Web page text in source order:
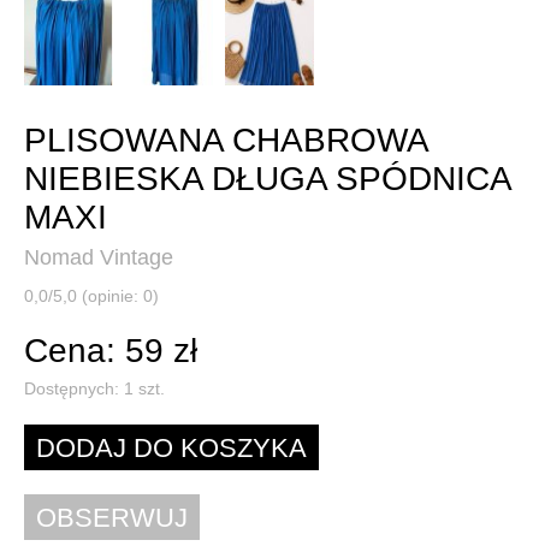
PLISOWANA CHABROWA
NIEBIESKA DŁUGA SPÓDNICA
MAXI
Nomad Vintage
0,0/5,0 (opinie: 0)
Cena: 59 zł
Dostępnych: 1 szt.